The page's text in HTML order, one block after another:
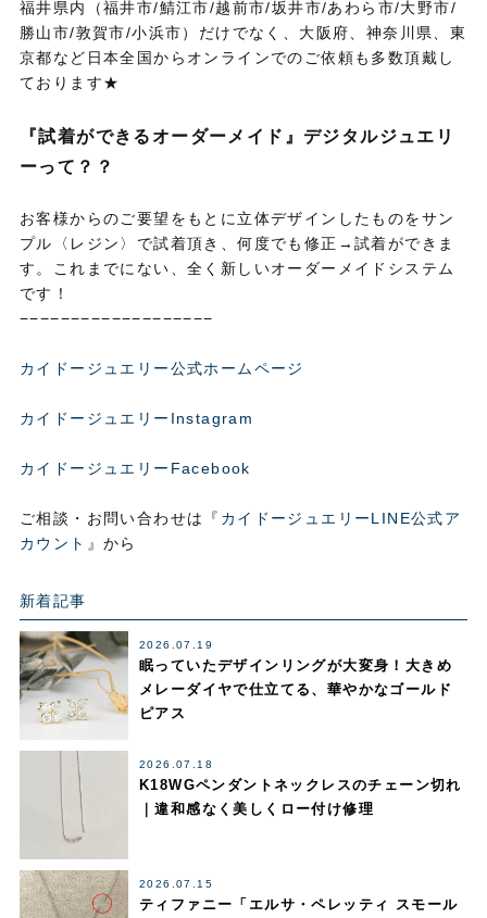
福井県内（福井市/鯖江市/越前市/坂井市/あわら市/大野市/
勝山市/敦賀市/小浜市）だけでなく、大阪府、神奈川県、東
京都など日本全国からオンラインでのご依頼も多数頂戴し
ております★
『試着ができるオーダーメイド』デジタルジュエリ
ーって？？
お客様からのご要望をもとに立体デザインしたものをサン
プル〈レジン〉で試着頂き、何度でも修正→試着ができま
す。これまでにない、全く新しいオーダーメイドシステム
です！
−−−−−−−−−−−−−−−−−−−
カイドージュエリー公式ホームページ
カイドージュエリーInstagram
カイドージュエリーFacebook
ご相談・お問い合わせは『 カイドージュエリーLINE公式ア
カウント 』から
新着記事
2026.07.19
眠っていたデザインリングが大変身！大きめ
メレーダイヤで仕立てる、華やかなゴールド
ピアス
2026.07.18
K18WGペンダントネックレスのチェーン切れ
｜違和感なく美しくロー付け修理
2026.07.15
ティファニー「エルサ・ペレッティ スモール